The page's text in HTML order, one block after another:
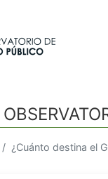
¿Cuánto destina el